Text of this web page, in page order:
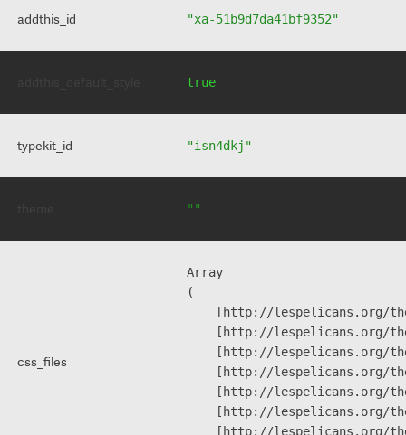
addthis_id "xa-51b9d7da41bf9352"
true
typekit_id "isn4dkj"
""
css_files
Array
(
[http://lespelicans.org/
[http://lespelicans.org/
[http://lespelicans.org/
[http://lespelicans.org/
[http://lespelicans.org/
[http://lespelicans.org/
[http://lespelicans.org/